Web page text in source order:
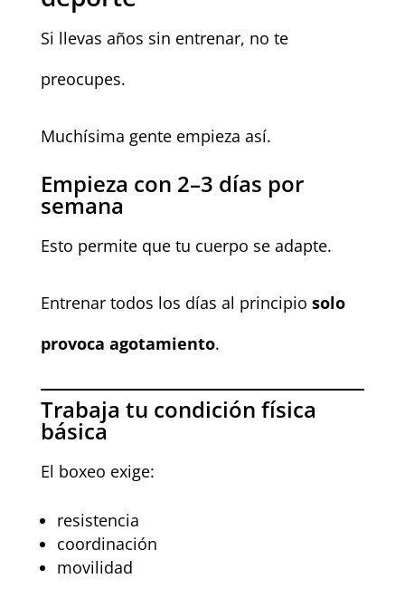
Si llevas años sin entrenar, no te
preocupes.
Muchísima gente empieza así.
Empieza con 2–3 días por
semana
Esto permite que tu cuerpo se adapte.
Entrenar todos los días al principio solo
provoca agotamiento.
Trabaja tu condición física
básica
El boxeo exige:
resistencia
coordinación
movilidad